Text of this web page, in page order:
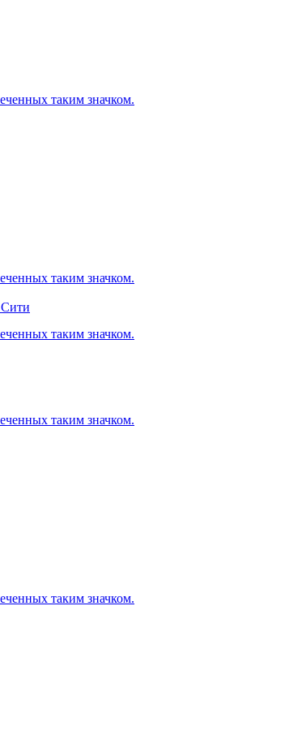
таким значком.
таким значком.
Сити
таким значком.
таким значком.
таким значком.